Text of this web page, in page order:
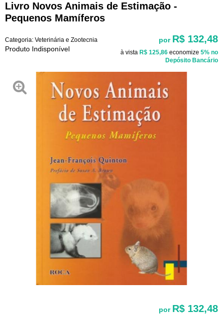
Livro Novos Animais de Estimação -
Pequenos Mamíferos
Categoria: Veterinária e Zootecnia
Produto Indisponível
por R$ 132,48
à vista R$ 125,86 economize 5% no
Depósito Bancário
por R$ 132,48